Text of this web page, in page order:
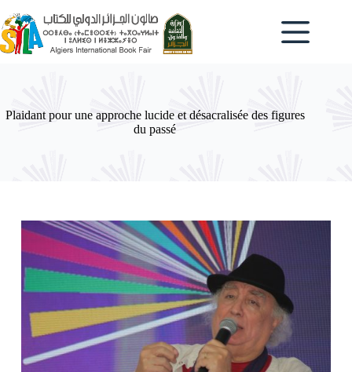
au
contenu
Plaidant pour une approche lucide et désacralisée des figures
du passé